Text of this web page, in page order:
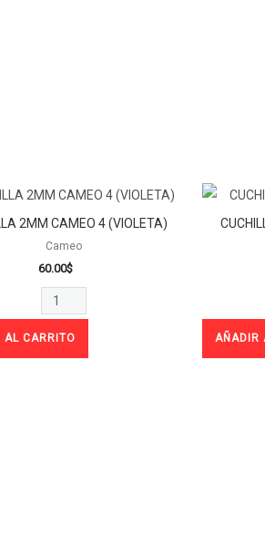
2MM CAMEO 4 (VIOLETA)
Cameo
60.00$
CUCHILLA
2MM
CAMEO
4
(VIOLETA)
cantidad
AL CARRITO AÑADIR